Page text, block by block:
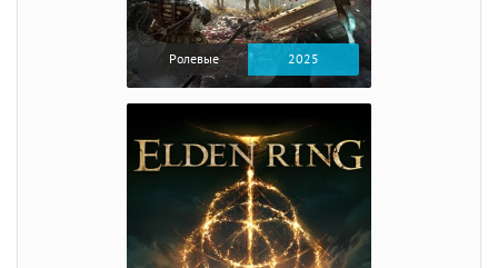
Ролевые 2025